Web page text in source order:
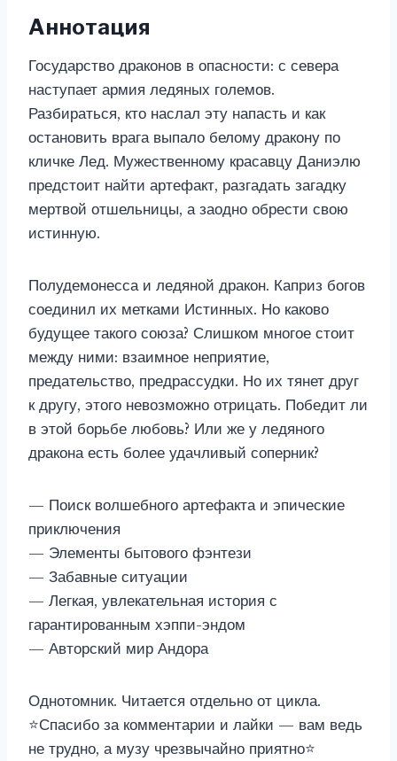
Аннотация
Государство драконов в опасности: с севера
наступает армия ледяных големов.
Разбираться, кто наслал эту напасть и как
остановить врага выпало белому дракону по
кличке Лед. Мужественному красавцу Даниэлю
предстоит найти артефакт, разгадать загадку
мертвой отшельницы, а заодно обрести свою
истинную.
Полудемонесса и ледяной дракон. Каприз богов
соединил их метками Истинных. Но каково
будущее такого союза? Слишком многое стоит
между ними: взаимное неприятие,
предательство, предрассудки. Но их тянет друг
к другу, этого невозможно отрицать. Победит ли
в этой борьбе любовь? Или же у ледяного
дракона есть более удачливый соперник?
— Поиск волшебного артефакта и эпические
приключения
— Элементы бытового фэнтези
— Забавные ситуации
— Легкая, увлекательная история с
гарантированным хэппи-эндом
— Авторский мир Андора
Однотомник. Читается отдельно от цикла.
⭐Спасибо за комментарии и лайки — вам ведь
не трудно, а музу чрезвычайно приятно⭐